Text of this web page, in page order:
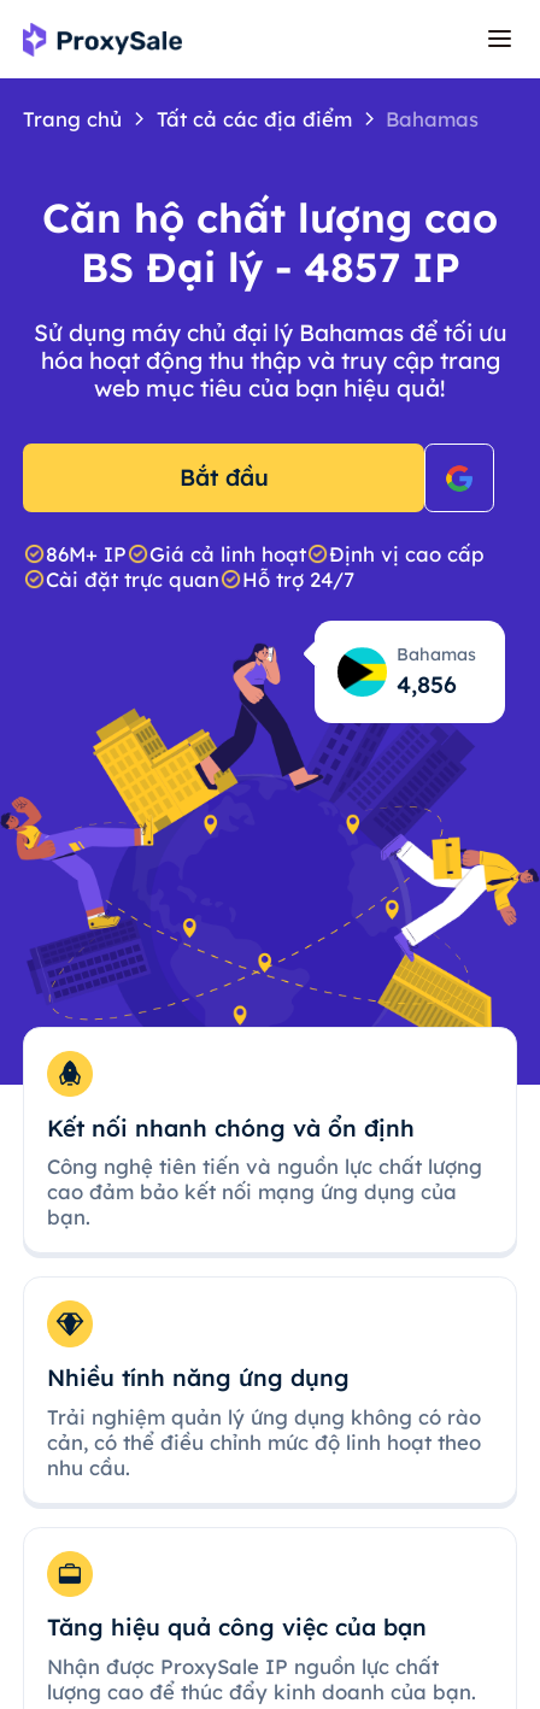
Trang chủ Tất cả các địa điểm Bahamas
Căn hộ chất lượng cao
BS Đại lý - 4857 IP
Sử dụng máy chủ đại lý Bahamas để tối ưu
hóa hoạt động thu thập và truy cập trang
web mục tiêu của bạn hiệu quả!
Bắt đầu
86M+ IP Giá cả linh hoạt
Định vị cao cấp
Cài đặt trực quan
Hỗ trợ 24/7
Bahamas
4,857
Kết nối nhanh chóng và ổn định
Công nghệ tiên tiến và nguồn lực chất lượng
cao đảm bảo kết nối mạng ứng dụng của
bạn.
Nhiều tính năng ứng dụng
Trải nghiệm quản lý ứng dụng không có rào
cản, có thể điều chỉnh mức độ linh hoạt theo
nhu cầu.
Tăng hiệu quả công việc của bạn
Nhận được ProxySale IP nguồn lực chất
lượng cao để thúc đẩy kinh doanh của bạn.